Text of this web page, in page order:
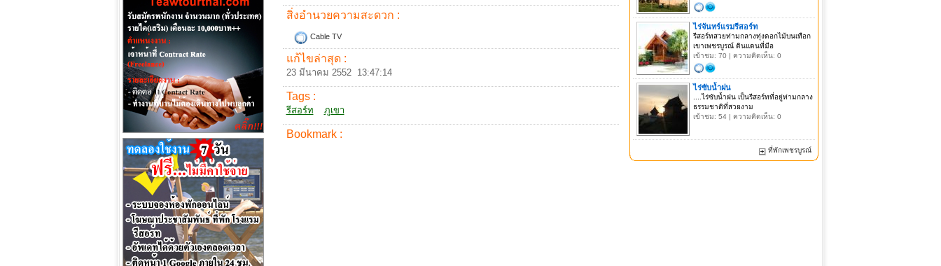
ไร่จันทร์แรมรีสอร์ท
รีสอร์ทสวยท่ามกลางทุ่งดอกไม้บนเทือก
เขาเพชรบูรณ์ ดินแดนที่มีอ
เข้าชม: 70 | ความคิดเห็น: 0
ไร่ซับน้ำฝน
....ไร่ซับน้ำฝน เป็นรีสอร์ทที่อยู่ท่ามกลาง
ธรรมชาติที่สวยงาม
เข้าชม: 54 | ความคิดเห็น: 0
ที่พักเพชรบูรณ์
สิ่งอำนวยความสะดวก :
Cable TV
แก้ไขล่าสุด :
23 มีนาคม 2552 13:47:14
Tags :
รีสอร์ท ภูเขา
Bookmark :